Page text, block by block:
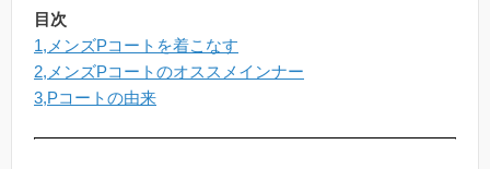
目次
1,メンズPコートを着こなす
2,メンズPコートのオススメインナー
3,Pコートの由来